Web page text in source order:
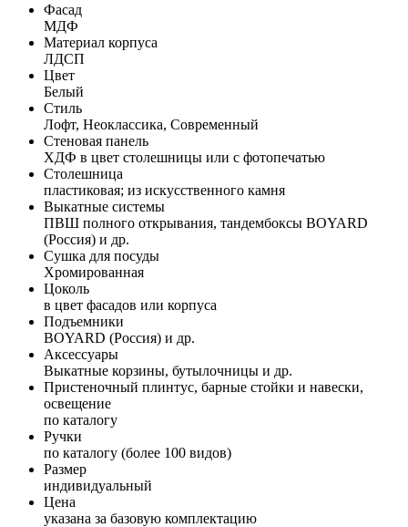
Фасад
МДФ
Материал корпуса
ЛДСП
Цвет
Белый
Стиль
Лофт, Неоклассика, Современный
Стеновая панель
ХДФ в цвет столешницы или с фотопечатью
Столешница
пластиковая; из искусственного камня
Выкатные системы
ПВШ полного открывания, тандембоксы BOYARD
(Россия) и др.
Сушка для посуды
Хромированная
Цоколь
в цвет фасадов или корпуса
Подъемники
BOYARD (Россия) и др.
Аксессуары
Выкатные корзины, бутылочницы и др.
Пристеночный плинтус, барные стойки и навески,
освещение
по каталогу
Ручки
по каталогу (более 100 видов)
Размер
индивидуальный
Цена
указана за базовую комплектацию